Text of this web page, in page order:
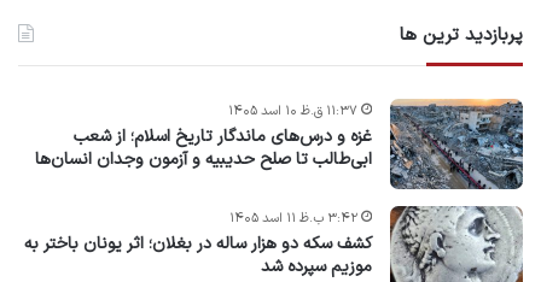
پربازدید ترین ها
غزه و درس‌های ماندگار تاریخ اسلام؛ از شعب
ابی‌طالب تا صلح حدیبیه و آزمون وجدان انسان‌ها
۱۱:۳۷ ق.ظ ۱۰ اسد ۱۴۰۵
کشف سکه دو هزار ساله در بغلان؛ اثر یونان باختر به
موزیم سپرده شد
۳:۴۲ ب.ظ ۱۱ اسد ۱۴۰۵